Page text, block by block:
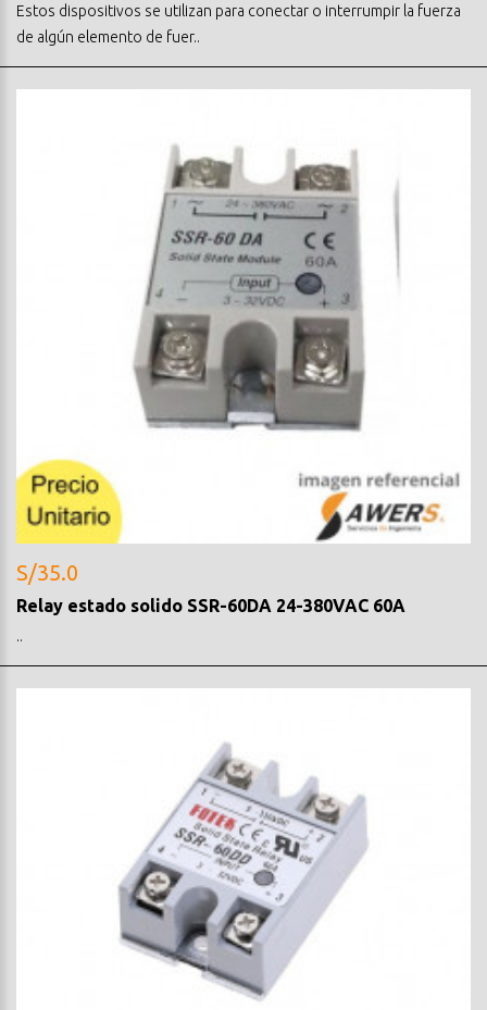
Estos dispositivos se utilizan para conectar o interrumpir la fuerza
de algún elemento de fuer..
S/35.0
Relay estado solido SSR-60DA 24-380VAC 60A
..